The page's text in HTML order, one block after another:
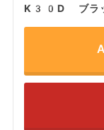
K30D ブラ